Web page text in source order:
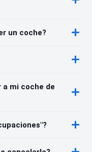
un coche?
a mi coche de